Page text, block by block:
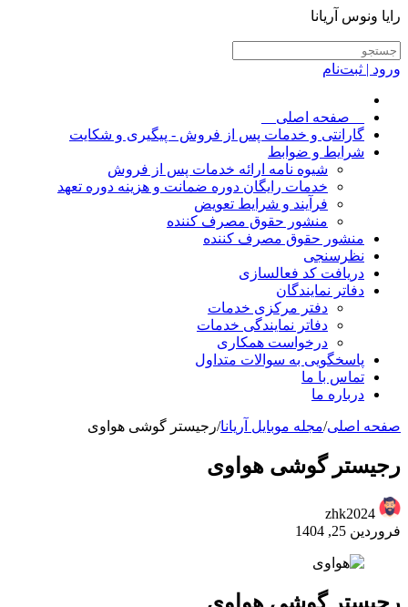
رایا ونوس آریانا
ورود | ثبت‌نام
__صفحه اصلی__
گارانتی و خدمات پس از فروش - پیگیری و شکایت
شرایط و ضوابط
شیوه نامه ارائه خدمات پس از فروش
خدمات رایگان دوره ضمانت و هزینه دوره تعهد
فرآیند و شرایط تعویض
منشور حقوق مصرف کننده
منشور حقوق مصرف کننده
نظرسنجی
دریافت کد فعالسازی
دفاتر نمایندگان
دفتر مرکزی خدمات
دفاتر نمایندگی خدمات
درخواست همکاری
پاسخگویی به سوالات متداول
تماس با ما
درباره ما
صفحه اصلی/مجله موبایل آریانا/رجیستر گوشی هواوی
رجیستر گوشی هواوی
zhk2024
فروردین 25, 1404
رجیستر گوشی هواوی